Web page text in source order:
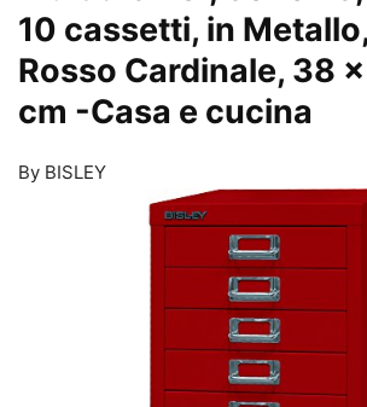
10 cassetti, in
Rosso Cardinale, 38
cm -Casa e cucina
By BISLEY